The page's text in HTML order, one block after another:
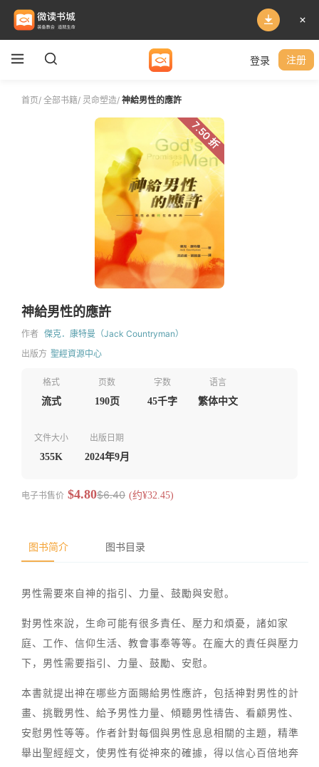
登录 注册
首页/ 全部书籍/ 灵命塑造/ 神給男性的應許
7.50 折
神給男性的應許
作者 傑克．康特曼（Jack Countryman）
出版方 聖經資源中心
格式
流式
页数
190页
字数
45千字
语言
繁体中文
文件大小
355K
出版日期
2024年9月
电子书售价 $4.80$6.40 (约¥32.45)
图书简介 图书目录
男性需要來自神的指引、力量、鼓勵與安慰。
對男性來說，生命可能有很多責任、壓力和煩憂，諸如家
庭、工作、信仰生活、教會事奉等等。在龐大的責任與壓力
下，男性需要指引、力量、鼓勵、安慰。
本書就提出神在哪些方面賜給男性應許，包括神對男性的計
畫、挑戰男性、給予男性力量、傾聽男性禱告、看顧男性、
安慰男性等等。作者針對每個與男性息息相關的主題，精準
舉出聖經經文，使男性有從神來的確據，得以信心百倍地奔